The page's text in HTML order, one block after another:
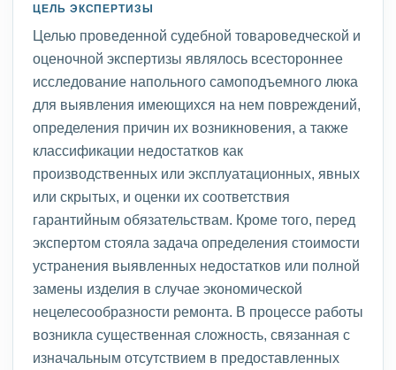
ЦЕЛЬ ЭКСПЕРТИЗЫ
Целью проведенной судебной товароведческой и
оценочной экспертизы являлось всестороннее
исследование напольного самоподъемного люка
для выявления имеющихся на нем повреждений,
определения причин их возникновения, а также
классификации недостатков как
производственных или эксплуатационных, явных
или скрытых, и оценки их соответствия
гарантийным обязательствам. Кроме того, перед
экспертом стояла задача определения стоимости
устранения выявленных недостатков или полной
замены изделия в случае экономической
нецелесообразности ремонта. В процессе работы
возникла существенная сложность, связанная с
изначальным отсутствием в предоставленных